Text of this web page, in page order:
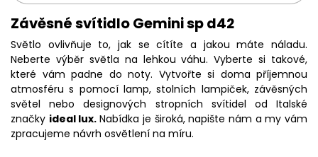
Závěsné svítidlo Gemini sp d42
Světlo ovlivňuje to, jak se cítíte a jakou máte náladu.
Neberte výběr světla na lehkou váhu. Vyberte si takové,
které vám padne do noty. Vytvořte si doma příjemnou
atmosféru s pomocí lamp, stolních lampiček, závěsných
světel nebo designových stropních svítidel od Italské
značky ideal lux.Nabídka je široká, napište nám a my vám
zpracujeme návrh osvětlení na míru.